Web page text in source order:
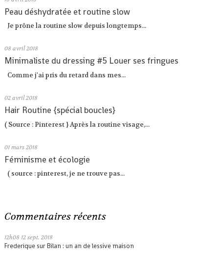
Peau déshydratée et routine slow
Je prône la routine slow depuis longtemps...
08 avril 2018
Minimaliste du dressing #5 Louer ses fringues
Comme j'ai pris du retard dans mes...
02 avril 2018
Hair Routine {spécial boucles}
( Source : Pinterest } Après la routine visage,...
01 mars 2018
Féminisme et écologie
( source : pinterest, je ne trouve pas...
Commentaires récents
12h08 12 sept. 2018
FrederiquesurBilan : un an de lessive maison